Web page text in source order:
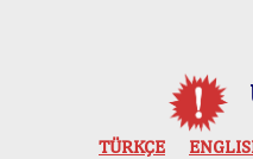
TÜRKÇE